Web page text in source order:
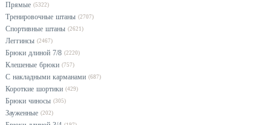
Прямые (5322)
Тренировочные штаны (2707)
Спортивные штаны (2621)
Леггинсы (2467)
Брюки длиной 7/8 (2220)
Клешеные брюки (757)
С накладными карманами (687)
Короткие шортики (429)
Брюки чиносы (305)
Зауженные (202)